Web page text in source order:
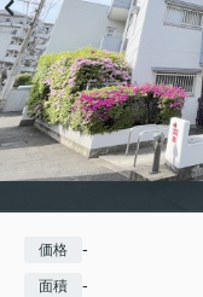
価格 -
面積 -